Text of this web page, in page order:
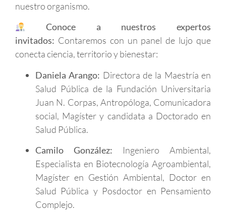
nuestro organismo.
Conoce a nuestros expertos
invitados: Contaremos con un panel de lujo que
conecta ciencia, territorio y bienestar:
Daniela Arango: Directora de la Maestría en
Salud Pública de la Fundación Universitaria
Juan N. Corpas, Antropóloga, Comunicadora
social, Magíster y candidata a Doctorado en
Salud Pública.
Camilo González: Ingeniero Ambiental,
Especialista en Biotecnología Agroambiental,
Magíster en Gestión Ambiental, Doctor en
Salud Pública y Posdoctor en Pensamiento
Complejo.